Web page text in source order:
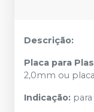
Descrição:
Placa para
2,0mm ou
Indicação: